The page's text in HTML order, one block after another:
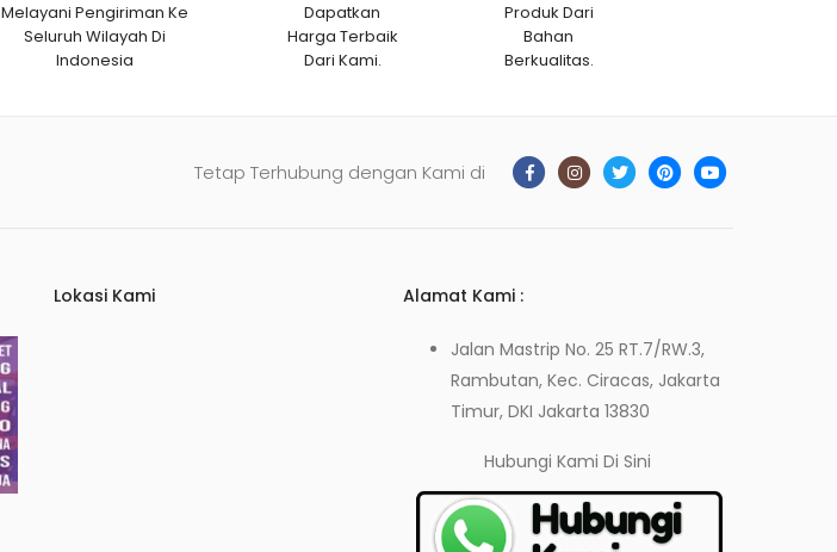
Melayani Pengiriman Ke
Seluruh Wilayah Di
Indonesia
Dapatkan
Harga Terbaik
Dari Kami.
Produk Dari
Bahan
Berkualitas.
Tetap Terhubung dengan Kami di
Lokasi Kami Alamat Kami :
Jalan Mastrip No. 25 RT.7/RW.3,
Rambutan, Kec. Ciracas, Jakarta
Timur, DKI Jakarta 13830
Hubungi KamiDi Sini